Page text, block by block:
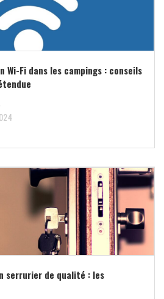
Wi-Fi dans les campings : conseils
serrurier de qualité : les